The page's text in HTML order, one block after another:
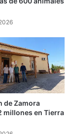
de Zamora
millones en Tierra